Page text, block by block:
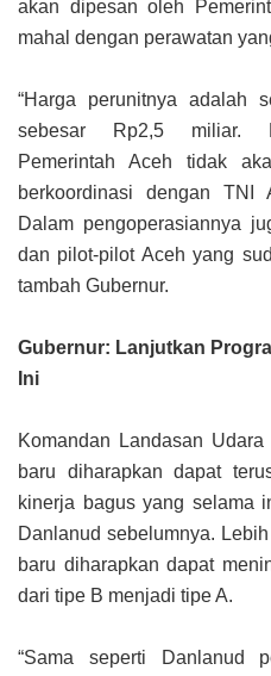
akan dipesan oleh
mahal dengan perawatan
“Harga perunitnya adalah
sebesar Rp2,5 miliar.
Pemerintah Aceh tidak
berkoordinasi dengan
Dalam pengoperasiannya
dan pilot-pilot Aceh yang
tambah Gubernur.
Gubernur: Lanjutkan
Ini
Komandan Landasan
baru diharapkan dapat
kinerja bagus yang selama
Danlanud sebelumnya.
baru diharapkan dapat
dari tipe B menjadi tipe A.
“Sama seperti Danlanud